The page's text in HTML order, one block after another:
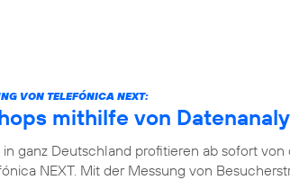
VON TELEFÓNICA NEXT:
mithilfe von
in ganz Deutschland profitieren ab sofort von
NEXT. Mit der Messung von